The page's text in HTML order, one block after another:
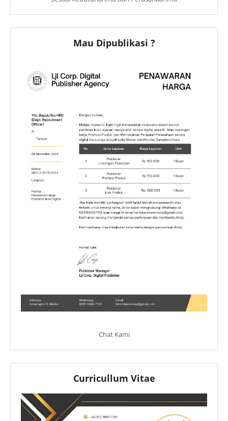
Mau Dipublikasi ?
Chat Kami
Curricullum Vitae